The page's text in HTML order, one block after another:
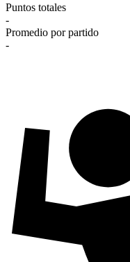
Puntos totales
-
Promedio por partido
-